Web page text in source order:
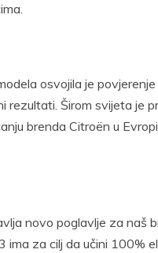
osvojila je
Širom svijeta je
brenda Citroën u
novo poglavlje za naš
za cilj da učini 100%